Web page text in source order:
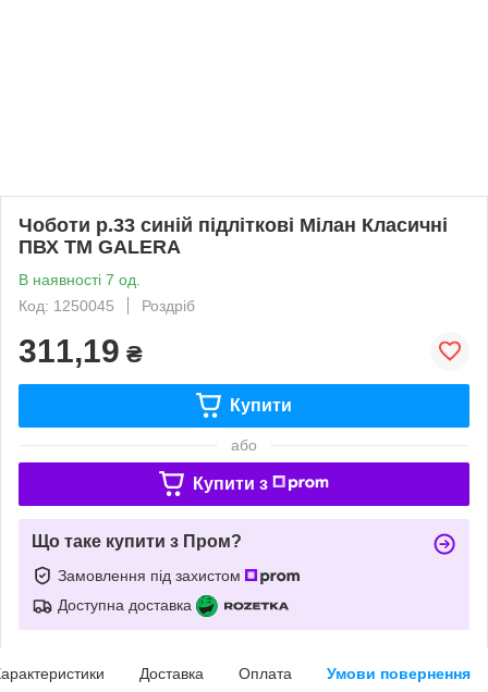
Чоботи р.33 синій підліткові Мілан Класичні
ПВХ ТМ GALERA
В наявності 7 од.
Код: 1250045
Роздріб
311,19 ₴
Купити
або
Купити з
Що таке купити з Пром?
Замовлення під захистом
Доступна доставка
Доставка Оплата Умови повернення